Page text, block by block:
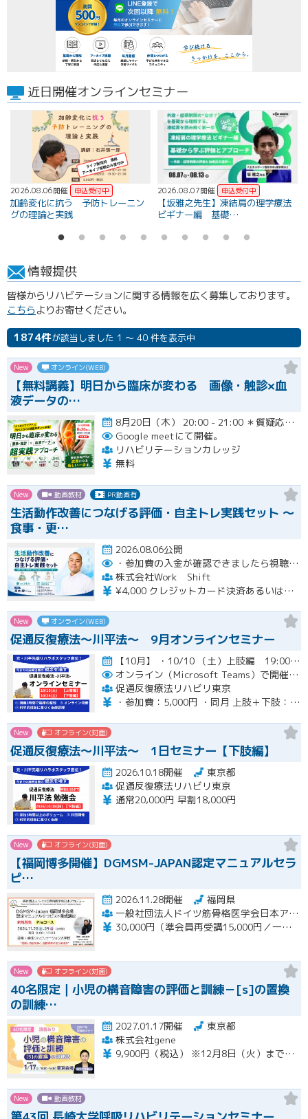
近日開催オンラインセミナー
2026.08.06開催
加齢変化に抗う 予防トレーニン
グの理論と実践
2026.08.07開催
【坂雅之先生】凍結肩の理学療法
ビギナー編 基礎…
情報提供
皆様からリハビテーションに関する情報を広く募集しております。
こちらよりお寄せください。
1874件が該当しました 1 ～ 40 件を表示中
New オンライン(WEB)
【無料講義】明日から臨床が変わる 画像・触診×血
液データの…
8月20日（木） 20:00 - 21:00 ＊質疑応答とアンケート回答の時間を含みます。終了時間は余裕を持っ…開催
Google meetにて開催。
リハビリテーションカレッジ
無料
New 動画教材 PR動画有
生活動作改善につなげる評価・自主トレ実践セット ～
食事・更…
2026.08.06公開
・参加費の入金が確認できましたら視聴用URLとパスワードおよび資料をお申込みいただきましたメールアドレスに送付します。
株式会社Work Shift
¥4,000 クレジットカード決済あるいは銀行振込となります。
New オンライン(WEB)
促通反復療法〜川平法〜 9月オンラインセミナー
【10月】 ・10/10 （土）上肢編 19:00-20:30(最大21:00) ・10/24（土）下肢編 19…開催
オンライン（Microsoft Teams）で開催。ご入金確認後メールにてURLをお知らせいたします。
促通反復療法リハビリ東京
・参加費：5,000円 ・同月 上肢＋下肢：9,000円
New オフライン(対面)
促通反復療法〜川平法〜 1日セミナー【下肢編】
2026.10.18開催
東京都
促通反復療法リハビリ東京
通常20,000円 早割18,000円
New オフライン(対面)
【福岡博多開催】DGMSM-JAPAN認定マニュアルセラ
ピ…
2026.11.28開催
福岡県
一般社団法人ドイツ筋骨格医学会日本アカデミー（DGMSM-JAPAN）福岡博多会場
30,000円（準会員再受講15,000円／一般会員13,000円）
New オフライン(対面)
40名限定｜小児の構音障害の評価と訓練－[s]の置換
の訓練…
2027.01.17開催
東京都
株式会社gene
9,900円（税込） ※12月8日（火）までの限定価格※ 12月9日（水）以降のお申込みは13,200円（税込）となります。 当日会場にてお支払いください（現金のみ） 【キャンセルについて】 1月11日（月）午前8時以降のキャンセルは、キャンセル料（セミナー受講料全額）が発生いたします。
New 動画教材